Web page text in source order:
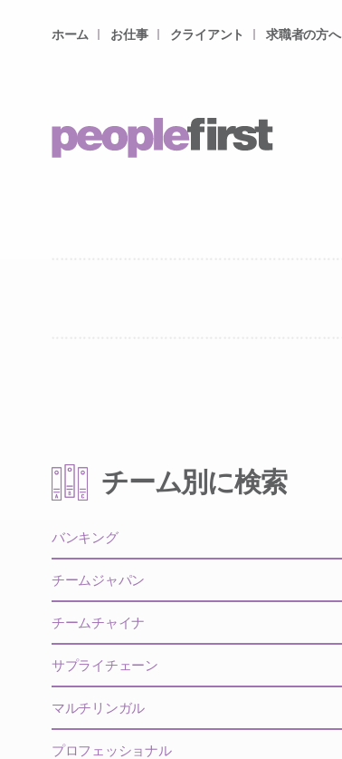
ホーム お仕事 クライアント 求職者の方へ
チーム別に検索
バンキング
チームジャパン
チームチャイナ
サプライチェーン
マルチリンガル
プロフェッショナル